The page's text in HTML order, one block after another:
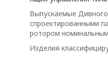
Выпускаемые
спроектированными
ротором
Изделия